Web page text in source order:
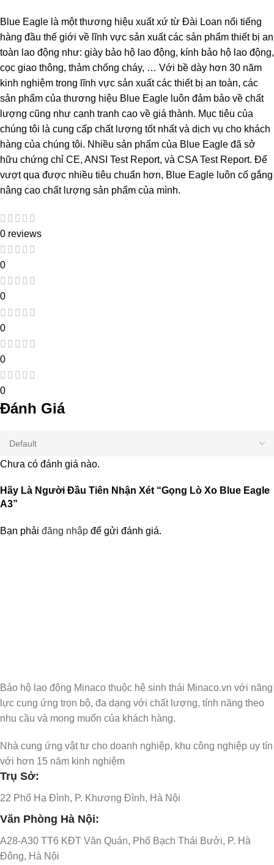
Blue Eagle là một thương hiệu xuất xứ từ Đài Loan nổi tiếng
hàng đầu thế giới về lĩnh vực sản xuất các sản phẩm thiết bị an
toàn lao động như: giày bảo hộ lao động, kính bảo hộ lao động,
cọc giao thông, thảm chống cháy, … Với bề dày hơn 30 năm
kinh nghiệm trong lĩnh vực sản xuất các thiết bị an toàn, các
sản phẩm của thương hiệu Blue Eagle luôn đảm bảo về chất
lượng cũng như cạnh tranh cao về giá thành. Mục tiêu của
chúng tôi là cung cấp chất lượng tốt nhất và dịch vụ cho khách
hàng của chúng tôi. Nhiều sản phẩm của Blue Eagle đã sở
hữu chứng chỉ CE, ANSI Test Report, và CSA Test Report. Để
vượt qua được nhiều tiêu chuẩn hơn, Blue Eagle luôn cố gắng
nâng cao chất lượng sản phẩm của mình.
0 reviews
0
0
0
0
0
Đánh Giá
Chưa có đánh giá nào.
Hãy Là Người Đầu Tiên Nhận Xét “Gọng Lò Xo Blue Eagle
A3”
Bạn phải đăng nhập để gửi đánh giá.
Bảo hộ lao động Minaco thuộc hệ sinh thái Minaco.vn với năng
lực cung ứng trọn bộ, đa dạng với chất lượng, tính năng theo
nhu cầu và mong muốn của khách hàng.
Nhà cung ứng vật tư cho doanh nghiệp, khu công nghiệp uy tín
với hơn 15 năm kinh nghiệm
Trụ Sở:
22 Phố Hạ Đình, P. Khương Đình, Hà Nội
Văn Phòng Hà Nội:
A28-A30 TT6 KĐT Văn Quán, Phố Bạch Thái Bưởi, P. Hà
Đông, Hà Nội